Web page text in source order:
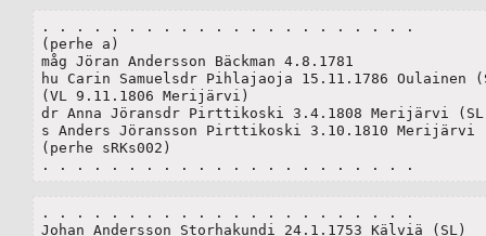
. . . . . . . . . . . . . . . . . . . . . .
(perhe a)
måg Jöran Andersson Bäckman 4.8.1781
hu Carin Samuelsdr Pihlajaoja 15.11.1786 Oulainen
(VL 9.11.1806 Merijärvi)
dr Anna Jöransdr Pirttikoski 3.4.1808 Merijärvi
s Anders Jöransson Pirttikoski 3.10.1810 Merijärvi
(perhe sRKs002)
. . . . . . . . . . . . . . . . . . . . . .
. . . . . . . . . . . . . . . . . . . . . .
Johan Andersson Storhakundi 24.1.1753 Kälviä (SL)